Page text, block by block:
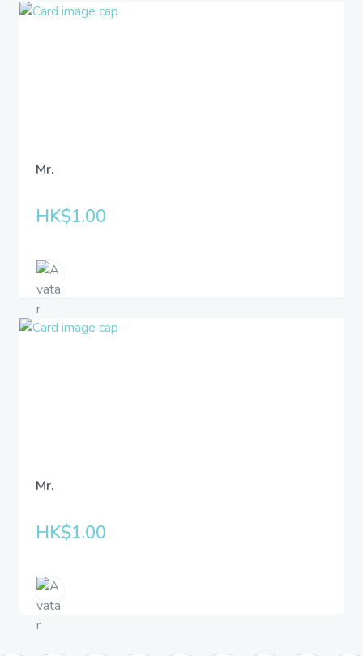
Mr.
HK$1.00
Mr.
HK$1.00